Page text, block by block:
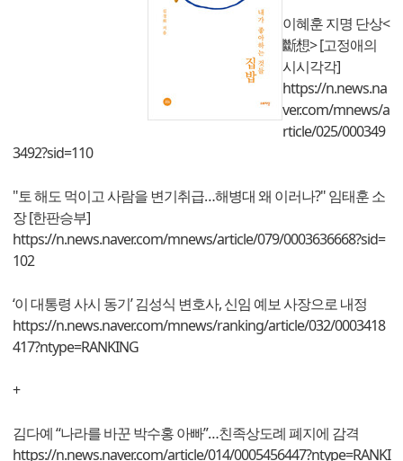
이혜훈 지명 단상<
斷想> [고정애의
시시각각]
https://n.news.na
ver.com/mnews/a
rticle/025/000349
3492?sid=110
"토 해도 먹이고 사람을 변기취급…해병대 왜 이러나?" 임태훈 소
장 [한판승부]
https://n.news.naver.com/mnews/article/079/0003636668?sid=
102
‘이 대통령 사시 동기’ 김성식 변호사, 신임 예보 사장으로 내정
https://n.news.naver.com/mnews/ranking/article/032/0003418
417?ntype=RANKING
+
김다예 “나라를 바꾼 박수홍 아빠”…친족상도례 폐지에 감격
https://n.news.naver.com/article/014/0005456447?ntype=RANKI